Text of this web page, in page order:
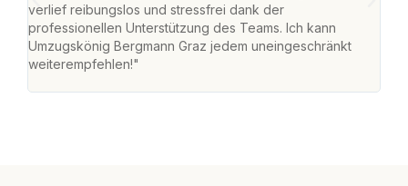
verlief reibungslos und stressfrei dank der
professionellen Unterstützung des Teams. Ich kann
Umzugskönig Bergmann Graz jedem uneingeschränkt
weiterempfehlen!"